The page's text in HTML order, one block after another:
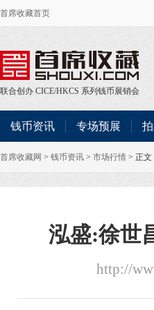
首席收藏首页
联合创办 CICE/HKCS 系列钱币展销会
钱币资讯 专场预展
首席收藏网 > 钱币资讯 > 市场行情 > 正文
泓盛:徐世
http://